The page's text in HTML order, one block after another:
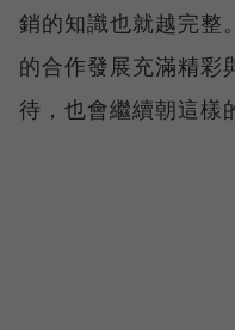
銷的知識也就越完整
的合作發展充滿精彩
待，也會繼續朝這樣